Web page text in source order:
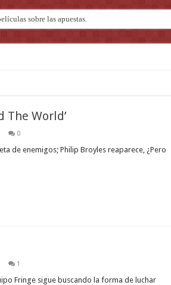
sobre las apuestas.
The World’
0
de enemigos; Philip Broyles reaparece, ¿Pero
1
Fringe sigue buscando la forma de luchar